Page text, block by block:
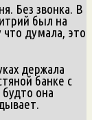
Без звонка. В
был на
думала, это
держала
банке с
она